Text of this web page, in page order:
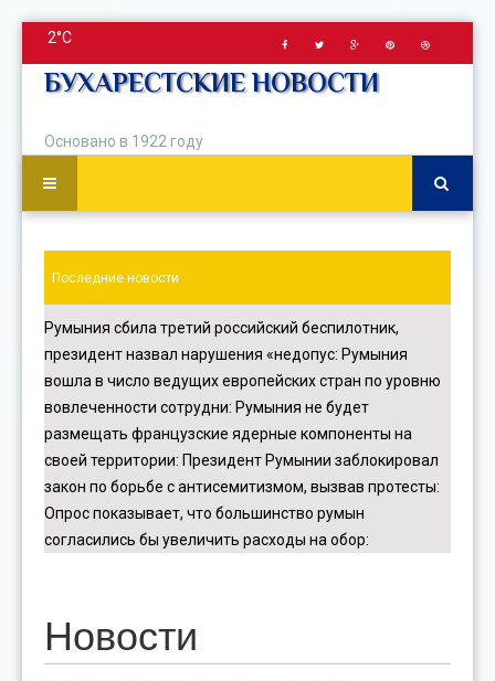
2°C
БУХАРЕСТСКИЕ НОВОСТИ
Основано в 1922 году
Последние новости
Румыния сбила третий российский беспилотник,
президент назвал нарушения «недопус: Румыния
вошла в число ведущих европейских стран по уровню
вовлеченности сотрудни: Румыния не будет
размещать французские ядерные компоненты на
своей территории: Президент Румынии заблокировал
закон по борьбе с антисемитизмом, вызвав протесты:
Опрос показывает, что большинство румын
согласились бы увеличить расходы на обор:
Новости